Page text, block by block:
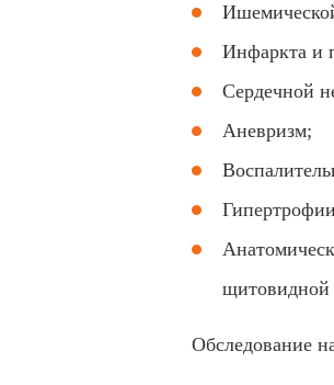
Инфаркта и
Сердечной
Аневризм;
щитовидной
Обследование